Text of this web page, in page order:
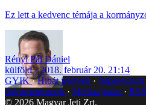
Ez lett a kedvenc témája a
Rényi Pál Dániel
külföld
2018. február 20. 21:14
GYIK Hibát jelentek Impresszum
dokumentumok
Médiaajánlat RSS
© 2026 Magyar Jeti Zrt.